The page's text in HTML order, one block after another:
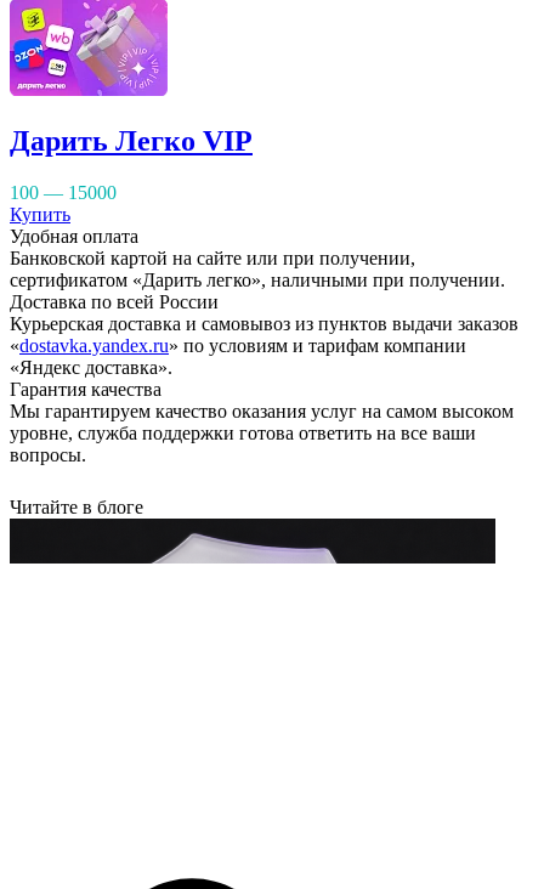
Дарить Легко VIP
100 — 15000
Купить
Удобная оплата
Банковской картой на сайте или при получении,
сертификатом «Дарить легко», наличными при получении.
Доставка по всей России
Курьерская доставка и самовывоз из пунктов выдачи заказов
«dostavka.yandex.ru» по условиям и тарифам компании
«Яндекс доставка».
Гарантия качества
Мы гарантируем качество оказания услуг на самом высоком
уровне, служба поддержки готова ответить на все ваши
вопросы.
Читайте в блоге